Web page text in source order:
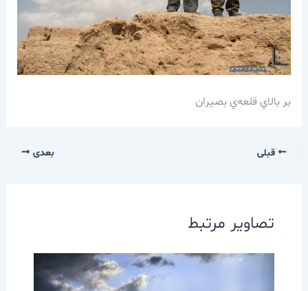
بر بالاي قلعه‌ي بصيران
قبلی بعدی
تصاویر مرتبط